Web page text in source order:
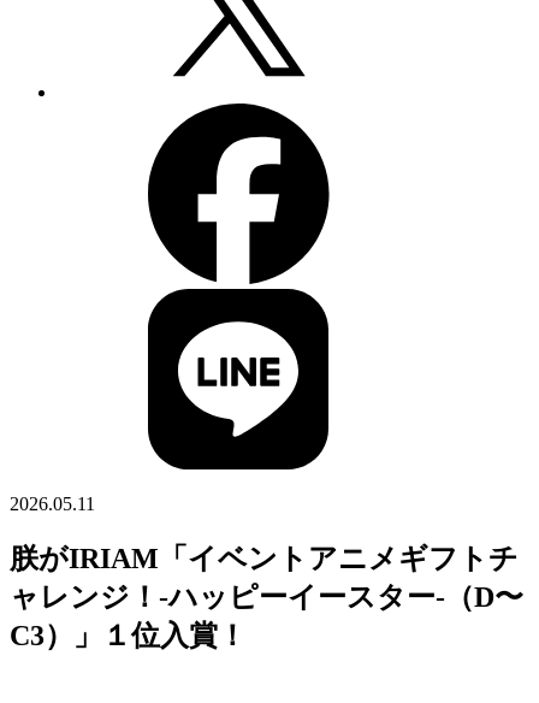
2026.05.11
朕がIRIAM「イベントアニメギフトチ
ャレンジ！-ハッピーイースター-（D〜
C3）」１位入賞！